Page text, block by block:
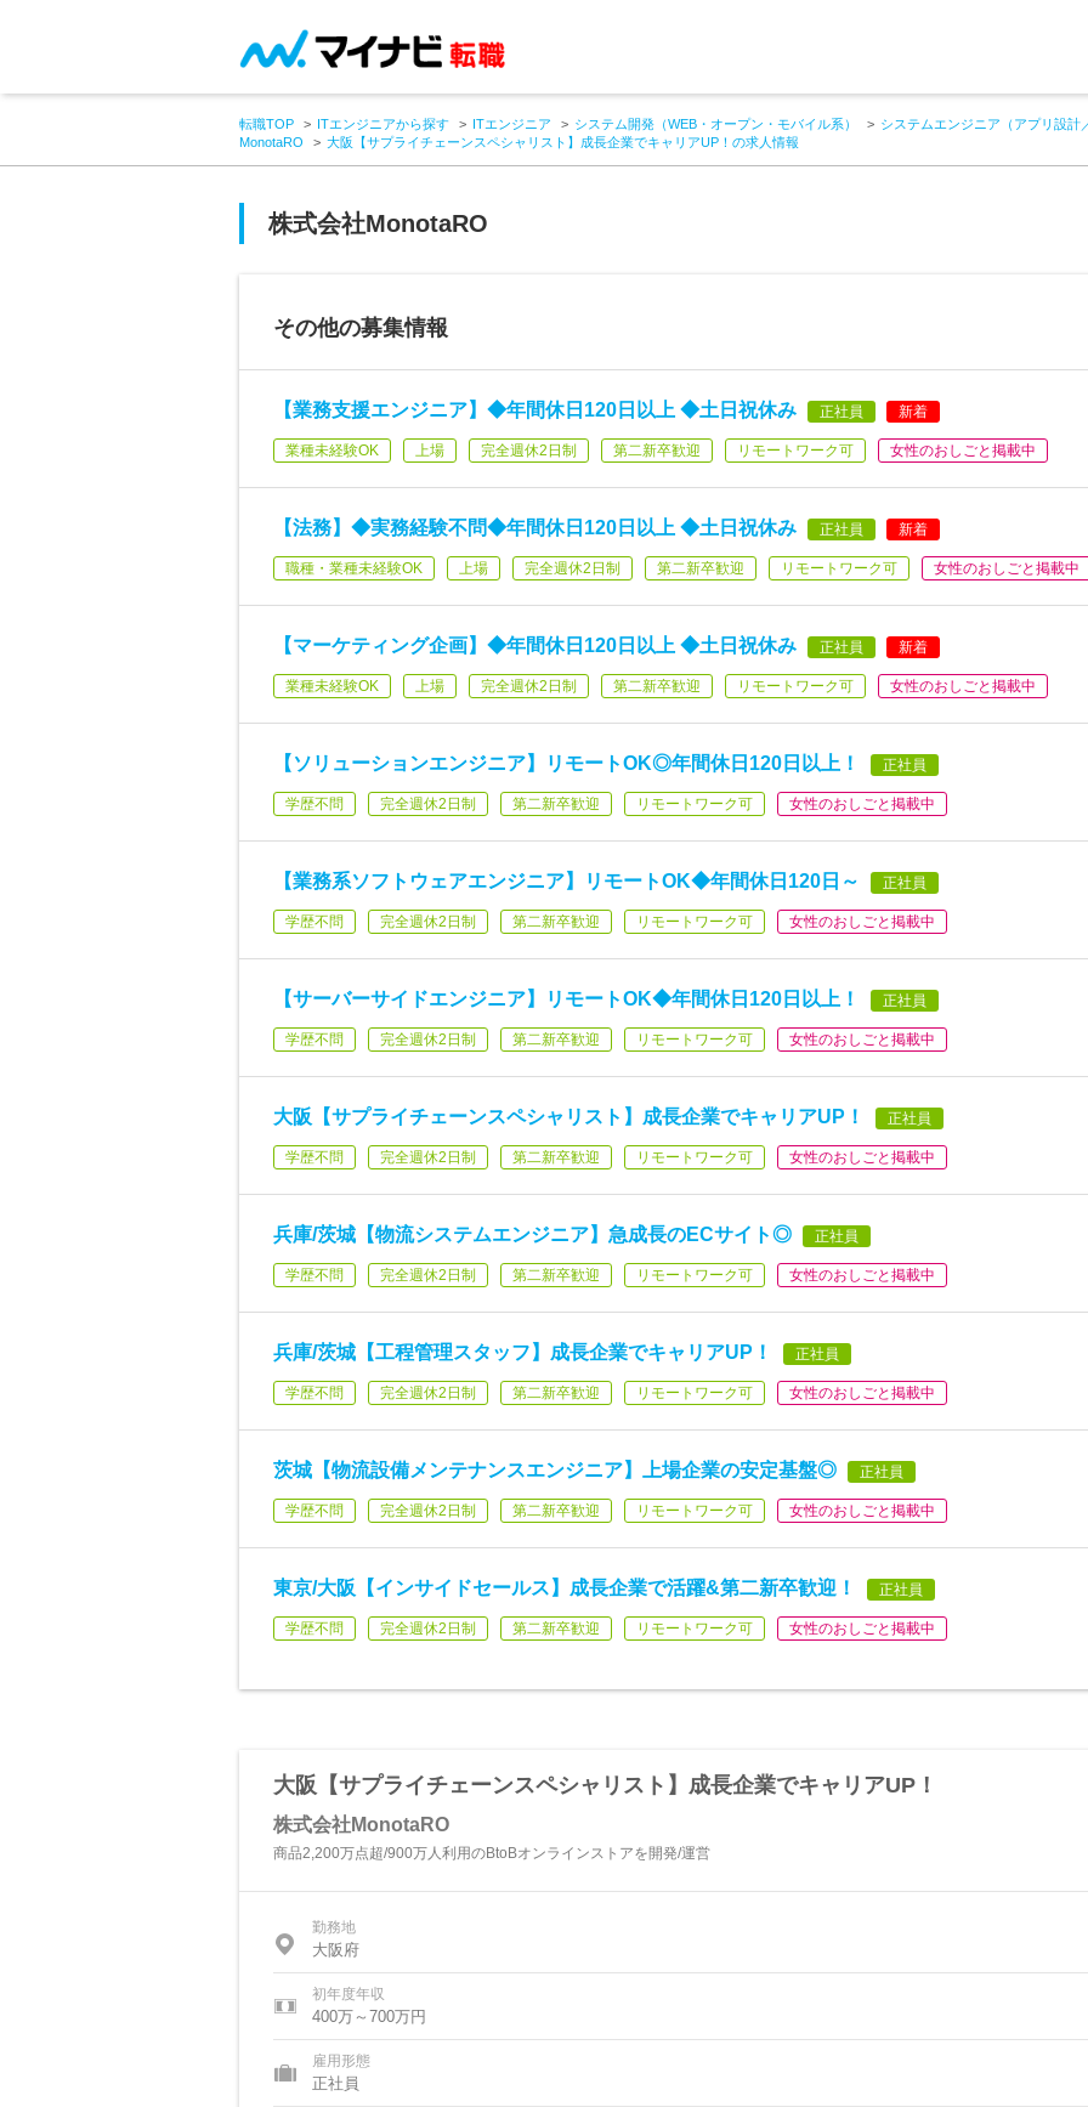
転職TOP ITエンジニアから探す ITエンジニア システム開発（WEB・オープン・モバイル系） システムエンジニア（アプリ設計
MonotaRO
大阪【サプライチェーンスペシャリスト】成長企業でキャリアUP！の求人情報
株式会社MonotaRO
その他の募集情報
【業務支援エンジニア】◆年間休日120日以上 ◆土日祝休み 正社員 新着
業種未経験OK 上場 完全週休2日制 第二新卒歓迎 リモートワーク可 女性のおしごと掲載中
【法務】◆実務経験不問◆年間休日120日以上 ◆土日祝休み 正社員 新着
職種・業種未経験OK 上場 完全週休2日制 第二新卒歓迎 リモートワーク可 女性のおしごと掲載中
【マーケティング企画】◆年間休日120日以上 ◆土日祝休み 正社員 新着
業種未経験OK 上場 完全週休2日制 第二新卒歓迎 リモートワーク可 女性のおしごと掲載中
【ソリューションエンジニア】リモートOK◎年間休日120日以上！ 正社員
学歴不問 完全週休2日制 第二新卒歓迎 リモートワーク可 女性のおしごと掲載中
【業務系ソフトウェアエンジニア】リモートOK◆年間休日120日～ 正社員
学歴不問 完全週休2日制 第二新卒歓迎 リモートワーク可 女性のおしごと掲載中
【サーバーサイドエンジニア】リモートOK◆年間休日120日以上！ 正社員
学歴不問 完全週休2日制 第二新卒歓迎 リモートワーク可 女性のおしごと掲載中
大阪【サプライチェーンスペシャリスト】成長企業でキャリアUP！ 正社員
学歴不問 完全週休2日制 第二新卒歓迎 リモートワーク可 女性のおしごと掲載中
兵庫/茨城【物流システムエンジニア】急成長のECサイト◎ 正社員
学歴不問 完全週休2日制 第二新卒歓迎 リモートワーク可 女性のおしごと掲載中
兵庫/茨城【工程管理スタッフ】成長企業でキャリアUP！ 正社員
学歴不問 完全週休2日制 第二新卒歓迎 リモートワーク可 女性のおしごと掲載中
茨城【物流設備メンテナンスエンジニア】上場企業の安定基盤◎ 正社員
学歴不問 完全週休2日制 第二新卒歓迎 リモートワーク可 女性のおしごと掲載中
東京/大阪【インサイドセールス】成長企業で活躍&第二新卒歓迎！ 正社員
学歴不問 完全週休2日制 第二新卒歓迎 リモートワーク可 女性のおしごと掲載中
大阪【サプライチェーンスペシャリスト】成長企業でキャリアUP！
株式会社MonotaRO
商品2,200万点超/900万人利用のBtoBオンラインストアを開発/運営
勤務地
大阪府
初年度年収
400万～700万円
雇用形態
正社員